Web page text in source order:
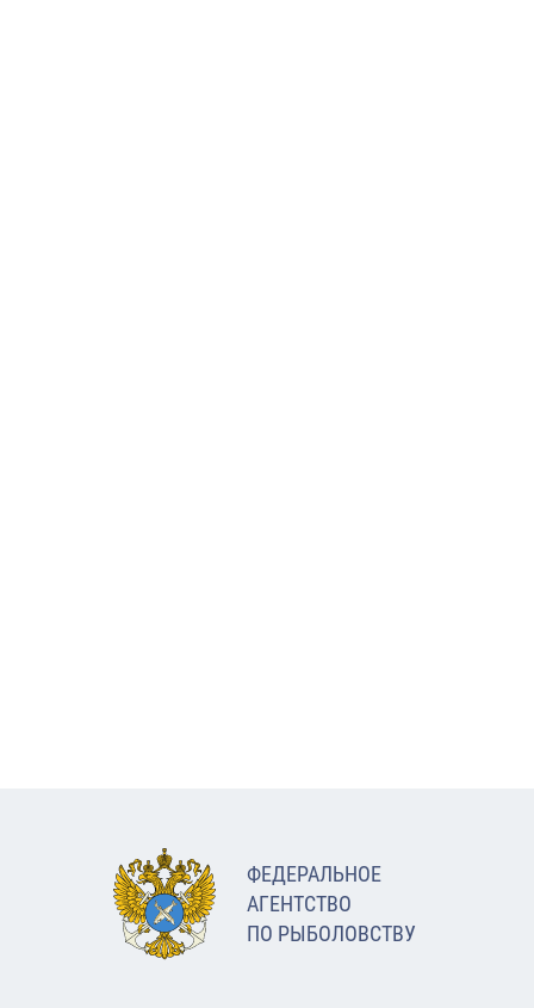
ФЕДЕРАЛЬНОЕ
АГЕНТСТВО
ПО РЫБОЛОВСТВУ